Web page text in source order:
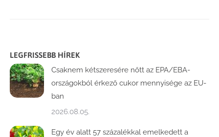
LEGFRISSEBB HÍREK
Csaknem kétszeresére nőtt az EPA/EBA-
országokból érkező cukor mennyisége az EU-
ban
2026.08.05.
Egy év alatt 57 százalékkal emelkedett a